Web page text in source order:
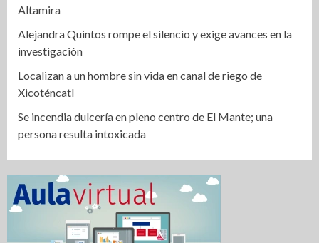
Altamira
Alejandra Quintos rompe el silencio y exige avances en la
investigación
Localizan a un hombre sin vida en canal de riego de
Xicoténcatl
Se incendia dulcería en pleno centro de El Mante; una
persona resulta intoxicada